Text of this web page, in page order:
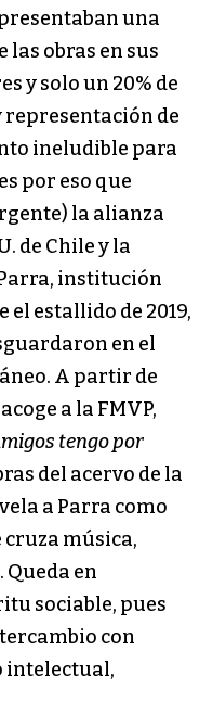
una
las obras en sus
y solo un 20% de
representación de
ineludible para
por eso que
la alianza
de Chile y la
institución
el estallido de 2019,
en el
A partir de
a la FMVP,
tengo por
del acervo de la
a Parra como
música,
en
sociable, pues
con
intelectual,